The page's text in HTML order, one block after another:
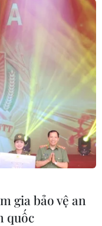
hàng đầu của
tình thế
chót đang
dấu hiệu
Vietnam+)
gia bảo vệ an
quốc